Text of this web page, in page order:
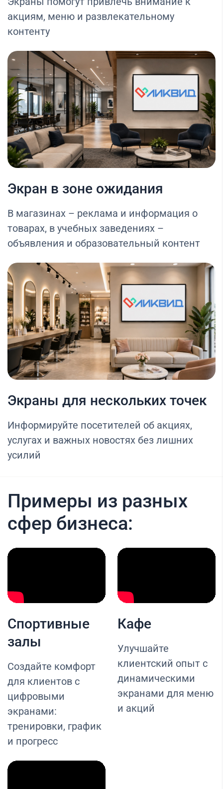
акциям, меню и развлекательному
контенту
Экран в зоне ожидания
В магазинах – реклама и информация о
товарах, в учебных заведениях –
объявления и образовательный контент
Экраны для нескольких точек
Информируйте посетителей об акциях,
услугах и важных новостях без лишних
усилий
Примеры из разных
сфер бизнеса:
Спортивные
залы
Создайте комфорт
для клиентов с
цифровыми
экранами:
тренировки, график
и прогресс
Кафе
Улучшайте
клиентский опыт с
динамическими
экранами для меню
и акций